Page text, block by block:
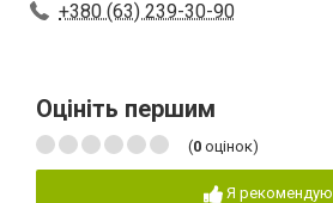
+380 (63) 239-30-90
Оцініть першим
(0 оцінок)
Я рекомендую